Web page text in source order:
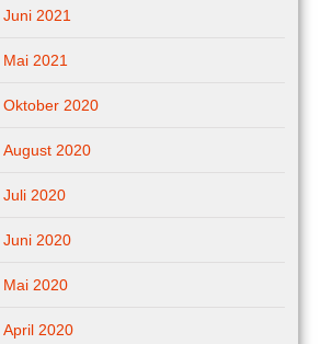
Juni 2021
Mai 2021
Oktober 2020
August 2020
Juli 2020
Juni 2020
Mai 2020
April 2020